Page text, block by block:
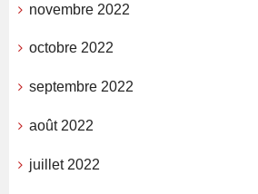
novembre 2022
octobre 2022
septembre 2022
août 2022
juillet 2022